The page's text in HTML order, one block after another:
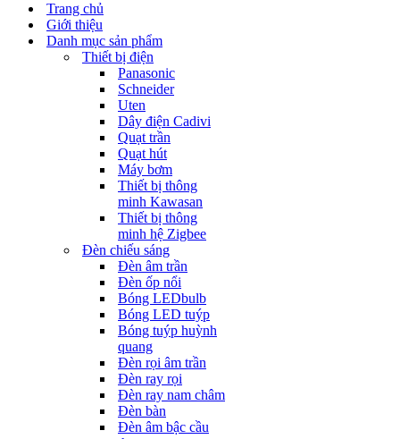
Trang chủ
Giới thiệu
Danh mục sản phẩm
Thiết bị điện
Panasonic
Schneider
Uten
Dây điện Cadivi
Quạt trần
Quạt hút
Máy bơm
Thiết bị thông
minh Kawasan
Thiết bị thông
minh hệ Zigbee
Đèn chiếu sáng
Đèn âm trần
Đèn ốp nổi
Bóng LEDbulb
Bóng LED tuýp
Bóng tuýp huỳnh
quang
Đèn rọi âm trần
Đèn ray rọi
Đèn ray nam châm
Đèn bàn
Đèn âm bậc cầu